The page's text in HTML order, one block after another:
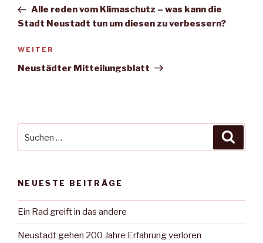
Beitrag
Alle reden vom Klimaschutz – was kann die
Stadt Neustadt tun um diesen zu verbessern?
Nächster
Beitrag
WEITER
Neustädter Mitteilungsblatt
nach:
NEUESTE BEITRÄGE
Ein Rad greift in das andere
Neustadt gehen 200 Jahre Erfahrung verloren